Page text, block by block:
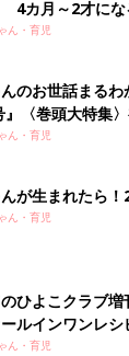
4カ月～2才にな
！
ん・育児
のお世話まる
』〈巻頭大特集
っぱい・ミルク
ん・育児
が生まれたら！
ん・育児
ひよこクラブ
ルインワン​レシ
ん・育児